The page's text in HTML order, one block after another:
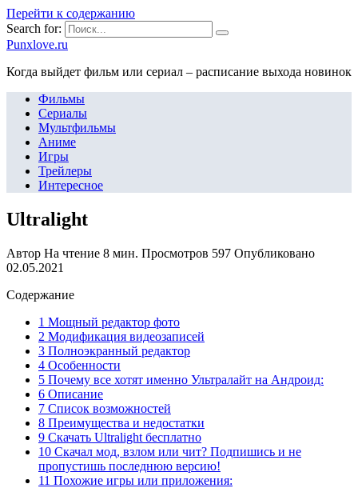
Перейти к содержанию
Search for:
Punxlove.ru
Когда выйдет фильм или сериал – расписание выхода новинок
Фильмы
Сериалы
Мультфильмы
Аниме
Игры
Трейлеры
Интересное
Ultralight
Автор На чтение 8 мин. Просмотров 597 Опубликовано
02.05.2021
Содержание
1 Мощный редактор фото
2 Модификация видеозаписей
3 Полноэкранный редактор
4 Особенности
5 Почему все хотят именно Ультралайт на Андроид:
6 Описание
7 Список возможностей
8 Преимущества и недостатки
9 Скачать Ultralight бесплатно
10 Скачал мод, взлом или чит? Подпишись и не
пропустишь последнюю версию!
11 Похожие игры или приложения: